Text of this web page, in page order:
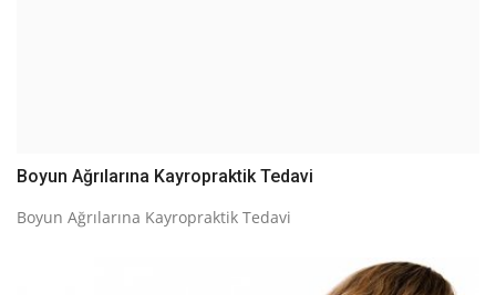
Boyun Ağrılarına Kayropraktik Tedavi
Boyun Ağrılarına Kayropraktik Tedavi